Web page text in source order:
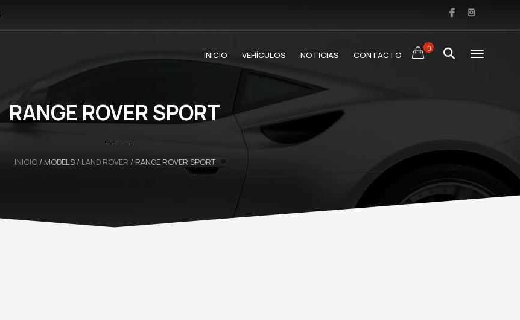
0
INICIO VEHÍCULOS NOTICIAS CONTACTO
RANGE ROVER SPORT
INICIO/ MODELS / LAND ROVER / RANGE ROVER SPORT